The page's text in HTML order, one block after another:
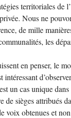
territoriales de
Nous ne
de mille
les
en penser, le
intéressant
un cas unique
de sièges attribués
voix obtenues et